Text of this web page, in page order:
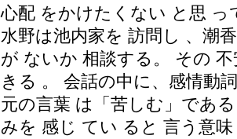
心配 をかけたくない と思
水野は池内家を 訪問し 、潮
が ないか 相談する。 その
きる 。 会話の中に、感情動
元の言葉 は「苦しむ」であ
みを 感じ てい ると 言う意